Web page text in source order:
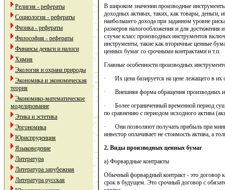
Религия - рефераты
Социология - рефераты
Физика - рефераты
Философия - рефераты
Финансы деньги и налоги
Химия
Экология и охрана природы
Экономика и экономическая
теория
Экономико-математическое
моделирование
Этика и эстетика
Эргономика
Юриспруденция
Языковедение
Литература
Литература зарубежная
Литература русская
В широком значении производные
доходных активах, таких, как товары,
наибольшего дохода при заданном уровне
размеров налогообложения и для
случае класс производных инструментов
инструменты, такие как вторичные ценные
ценных бумаг со срочными контрактами и т.п.
Главные особенности производных
· Их цена базируется на цене лежащего в их
· Внешняя форма обращения производных
· Более ограниченный временной период
по сравнению с периодом исходного актива
· Они позволяют получать прибыль при
инвестор оплачивает не стоимость актива, а
2. Виды производных ценных бумаг
а) Форвардные контракты
Обычный форвардный контракт - это договор
срок в будущем. Это срочный договор с